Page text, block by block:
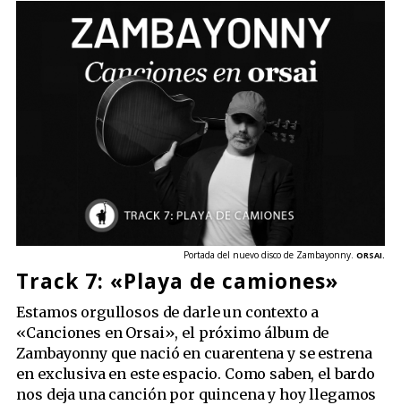
Portada del nuevo disco de Zambayonny. ORSAI.
Track 7: «Playa de camiones»
Estamos orgullosos de darle un contexto a
«Canciones en Orsai», el próximo álbum de
Zambayonny que nació en cuarentena y se estrena
en exclusiva en este espacio. Como saben, el bardo
nos deja una canción por quincena y hoy llegamos